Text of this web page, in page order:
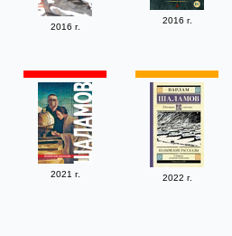
2016 г.
2016 г.
2021 г. 2022 г.